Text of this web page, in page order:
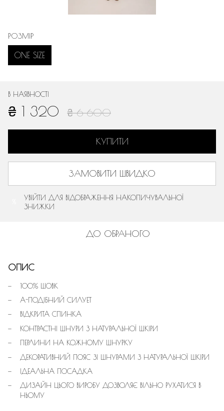
РОЗМІР
ONE SIZE
В НАЯВНОСТІ
₴ 1 320 ₴ 6 600
КУПИТИ
ЗАМОВИТИ ШВИДКО
УВІЙТИ ДЛЯ ВІДОБРАЖЕННЯ НАКОПИЧУВАЛЬНОЇ
ЗНИЖКИ
ДО ОБРАНОГО
ОПИС
100% ШОВК
А-ПОДІБНИЙ СИЛУЕТ
ВІДКРИТА СПИНКА
КОНТРАСТНІ ШНУРИ З НАТУРАЛЬНОЇ ШКІРИ
ПЕРЛИНИ НА КОЖНОМУ ШНУРКУ
ДЕКОРАТИВНИЙ ПОЯС ЗІ ШНУРАМИ З НАТУРАЛЬНОЇ ШКІРИ
ІДЕАЛЬНА ПОСАДКА
ДИЗАЙН ЦЬОГО ВИРОБУ ДОЗВОЛЯЄ ВІЛЬНО РУХАТИСЯ В
НЬОМУ